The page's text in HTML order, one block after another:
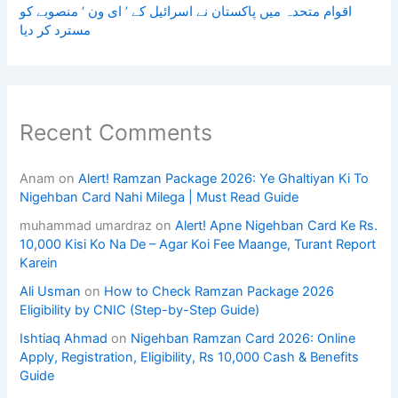
اقوام متحدہ میں پاکستان نے اسرائیل کے ’ ای ون ‘ منصوبے کو
مسترد کر دیا
Recent Comments
Anam onAlert! Ramzan Package 2026: Ye Ghaltiyan Ki To
Nigehban Card Nahi Milega | Must Read Guide
muhammad umardraz onAlert! Apne Nigehban Card Ke Rs.
10,000 Kisi Ko Na De – Agar Koi Fee Maange, Turant Report
Karein
Ali Usman on How to Check Ramzan Package 2026
Eligibility by CNIC (Step-by-Step Guide)
Ishtiaq Ahmad on Nigehban Ramzan Card 2026: Online
Apply, Registration, Eligibility, Rs 10,000 Cash & Benefits
Guide